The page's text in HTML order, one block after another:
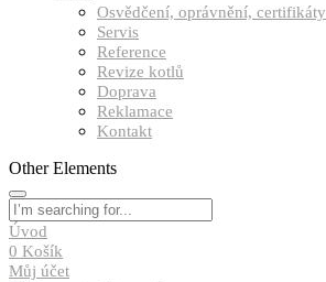
Osvědčení, oprávnění, certifikáty
Servis
Reference
Revize kotlů
Doprava
Reklamace
Kontakt
Other Elements
Úvod
0 Košík
Můj účet